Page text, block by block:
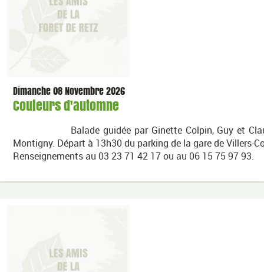
Dimanche 08 Novembre 2026
Couleurs d'automne
Balade guidée par Ginette Colpin, Guy et
Montigny. Départ à 13h30 du parking de la gare de Villers-
Renseignements au 03 23 71 42 17 ou au 06 15 75 97 93.